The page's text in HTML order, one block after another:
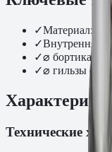
✓Материал:
✓Внутренняя
✓⌀ бортика d2:
✓⌀ гильзы d1:
Технические